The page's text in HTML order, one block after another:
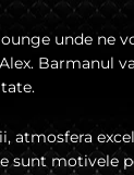
unde ne
Barmanul
atmosfera
sunt motivele